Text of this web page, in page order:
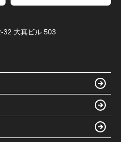
32 大真ビル 503